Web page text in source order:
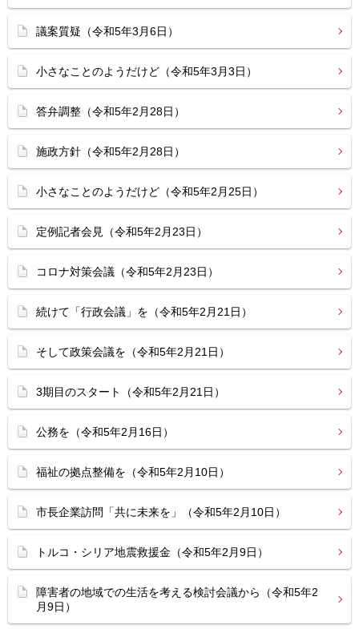
議案質疑（令和5年3月6日）
小さなことのようだけど（令和5年3月3日）
答弁調整（令和5年2月28日）
施政方針（令和5年2月28日）
小さなことのようだけど（令和5年2月25日）
定例記者会見（令和5年2月23日）
コロナ対策会議（令和5年2月23日）
続けて「行政会議」を（令和5年2月21日）
そして政策会議を（令和5年2月21日）
3期目のスタート（令和5年2月21日）
公務を（令和5年2月16日）
福祉の拠点整備を（令和5年2月10日）
市長企業訪問「共に未来を」（令和5年2月10日）
トルコ・シリア地震救援金（令和5年2月9日）
障害者の地域での生活を考える検討会議から（令和5年2
月9日）